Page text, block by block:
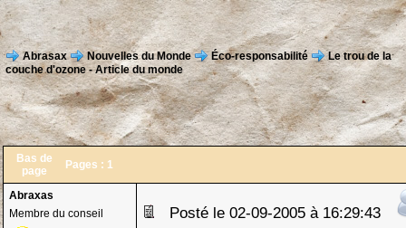
Abrasax Nouvelles du Monde Éco-responsabilité
Le trou de la
couche d'ozone - Article du monde
Bas de
page
Pages : 1
Abraxas
Membre du conseil
Posté le 02-09-2005 à 16:29:43